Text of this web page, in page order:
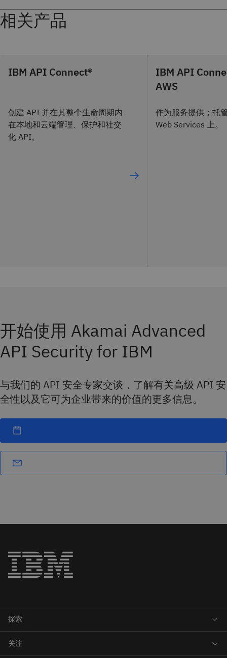
相关产品
IBM API Connect®
创建 API 并在其整个生命周期内
在本地和云端管理、保护和社交
化 API。
IBM API
AWS
作为服务提供；托
Web Services 上。
开始使用 Akamai Advanced
API Security for IBM
与我们的 API 安全专家交谈，了解有关高级 API 安
全性以及它可为企业带来的价值的更多信息。